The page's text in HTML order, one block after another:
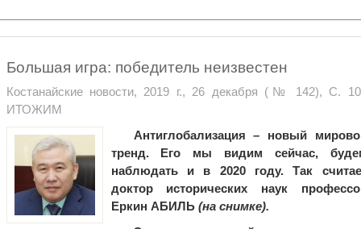
Большая игра: победитель неизвестен
Костанайские новости, 2019 г., 26 декабря (№ 142), С.
ИТОЖИМ
Антиглобализация – новый
тренд. Его мы видим сейчас,
наблюдать и в 2020 году. Так
доктор исторических наук
Еркин АБИЛЬ (на снимке).